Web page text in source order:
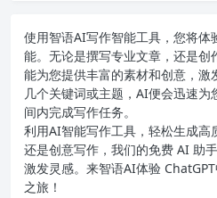
使用智语AI写作智能工具，您将体
能。无论是撰写专业文章，还是
能为您提供丰富的素材和创意，激
几个关键词或主题，AI便会迅速
间内完成写作任务。
利用AI智能写作工具，轻松生成高
还是创意写作，我们的免费 AI 助
激发灵感。来智语AI体验
之旅！